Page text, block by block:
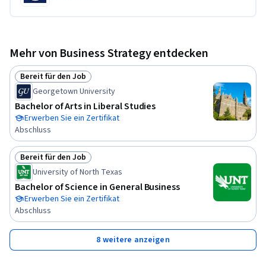
Mehr von Business Strategy entdecken
Status: Bereit für den Job
Bereit für den Job
Georgetown University
Bachelor of Arts in Liberal Studies
Erwerben Sie ein Zertifikat
Abschluss
Status: Bereit für den Job
Bereit für den Job
University of North Texas
Bachelor of Science in General Business
Erwerben Sie ein Zertifikat
Abschluss
8 weitere anzeigen